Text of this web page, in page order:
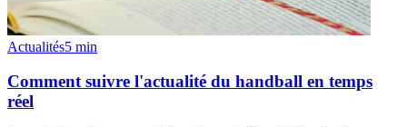
Actualités5 min
Comment suivre l'actualité du handball en temps
réel